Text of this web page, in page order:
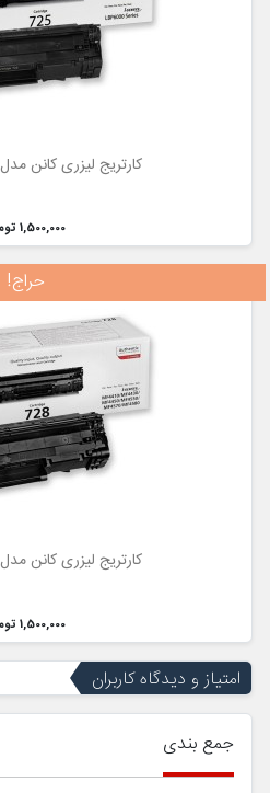
کارتریج لیزری کانن مدل CANON 725
1,500,000 تومان
کارتریج لیزری کانن مدل CANON 728
1,500,000 تومان
حراج!
امتیاز و دیدگاه کاربران
جمع بندی